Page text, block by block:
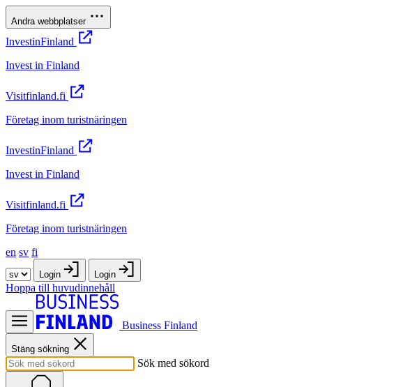
Andra webbplatser
InvestinFinland
Invest in Finland
Visitfinland.fi
Företag inom turistnäringen
InvestinFinland
Invest in Finland
Visitfinland.fi
Företag inom turistnäringen
en sv fi
Login Login
Hoppa till huvudinnehåll
Business Finland
Stäng sökning
Sök med sökord